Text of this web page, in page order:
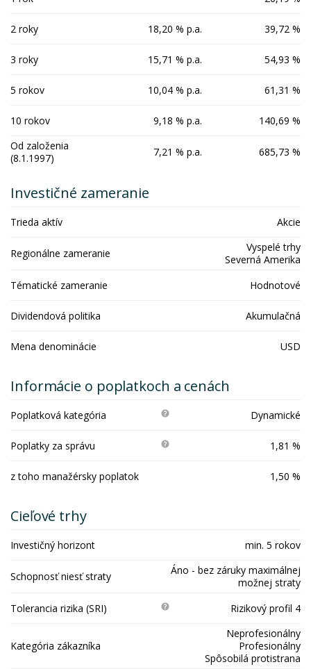
2 roky 18,20 % p.a. 39,72 %
3 roky 15,71 % p.a. 54,93 %
5 rokov 10,04 % p.a. 61,31 %
10 rokov 9,18 % p.a.
140,69 %
Od založenia
(8.1.1997)
7,21 % p.a. 685,73 %
Investičné zameranie
Trieda aktív Akcie
Regionálne zameranie
Vyspelé trhy
Severná Amerika
Tématické zameranie
Hodnotové
Dividendová politika Akumulačná
Mena denominácie USD
Informácie o poplatkoch a cenách
Poplatková kategória Dynamické
Poplatky za správu 1,81 %
z toho manažérsky poplatok 1,50 %
Cieľové trhy
Investičný horizont min. 5 rokov
Schopnosť niesť straty
Áno - bez záruky maximálnej
možnej straty
Tolerancia rizika (SRI)
Rizikový profil 4
Kategória zákazníka
Neprofesionálny
Profesionálny
Spôsobilá protistrana